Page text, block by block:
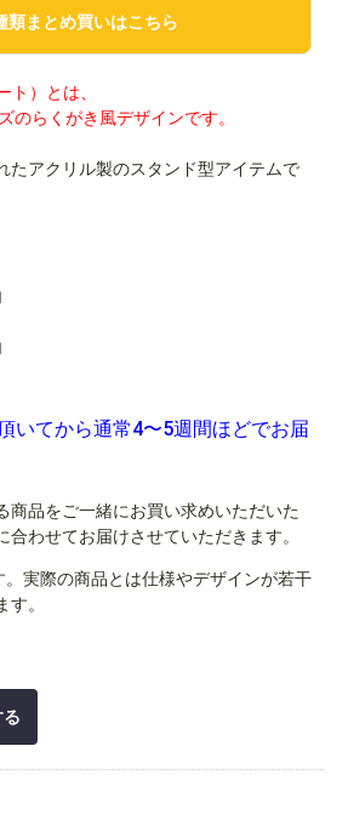
類まとめ買いはこちら
）とは、
のらくがき風デザインです。
たアクリル製のスタンド型アイテムで
いてから通常4〜5週間ほどでお届
商品をご一緒にお買い求めいただいた
合わせてお届けさせていただきます。
実際の商品とは仕様やデザインが若干
。